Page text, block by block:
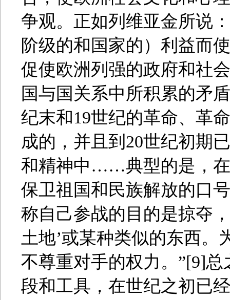
争观。正如列维亚金所说
阶级的和国家的）利益而
促使欧洲列强的政府和社
国与国关系中所积累的矛
纪末和19世纪的革命、革
成的，并且到20世纪初期
和精神中……典型的是，在
保卫祖国和民族解放的口
称自己参战的目的是掠夺
土地’或某种类似的东西
不尊重对手的权力。”[9]
段和工具，在世纪之初已